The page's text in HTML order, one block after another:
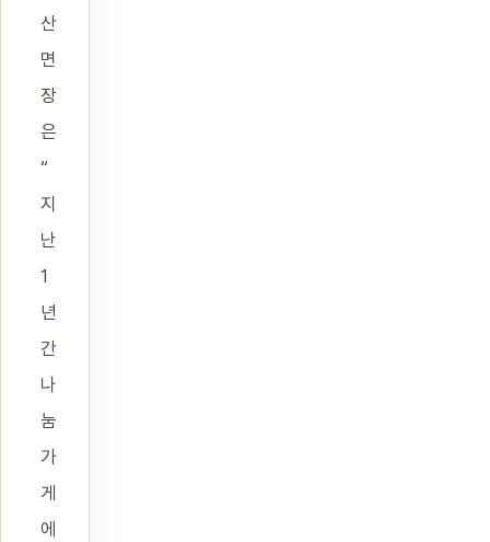
산
면
장
은
“
지
난
1
년
간
나
눔
가
게
에